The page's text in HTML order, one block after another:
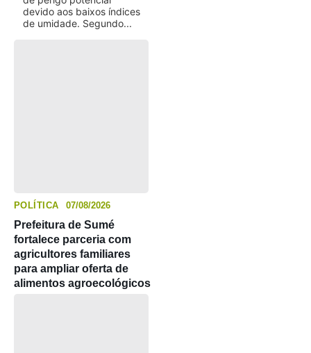
devido aos baixos índices
de umidade. Segundo...
POLÍTICA 07/08/2026
Prefeitura de Sumé
fortalece parceria com
agricultores familiares
para ampliar oferta de
alimentos agroecológicos